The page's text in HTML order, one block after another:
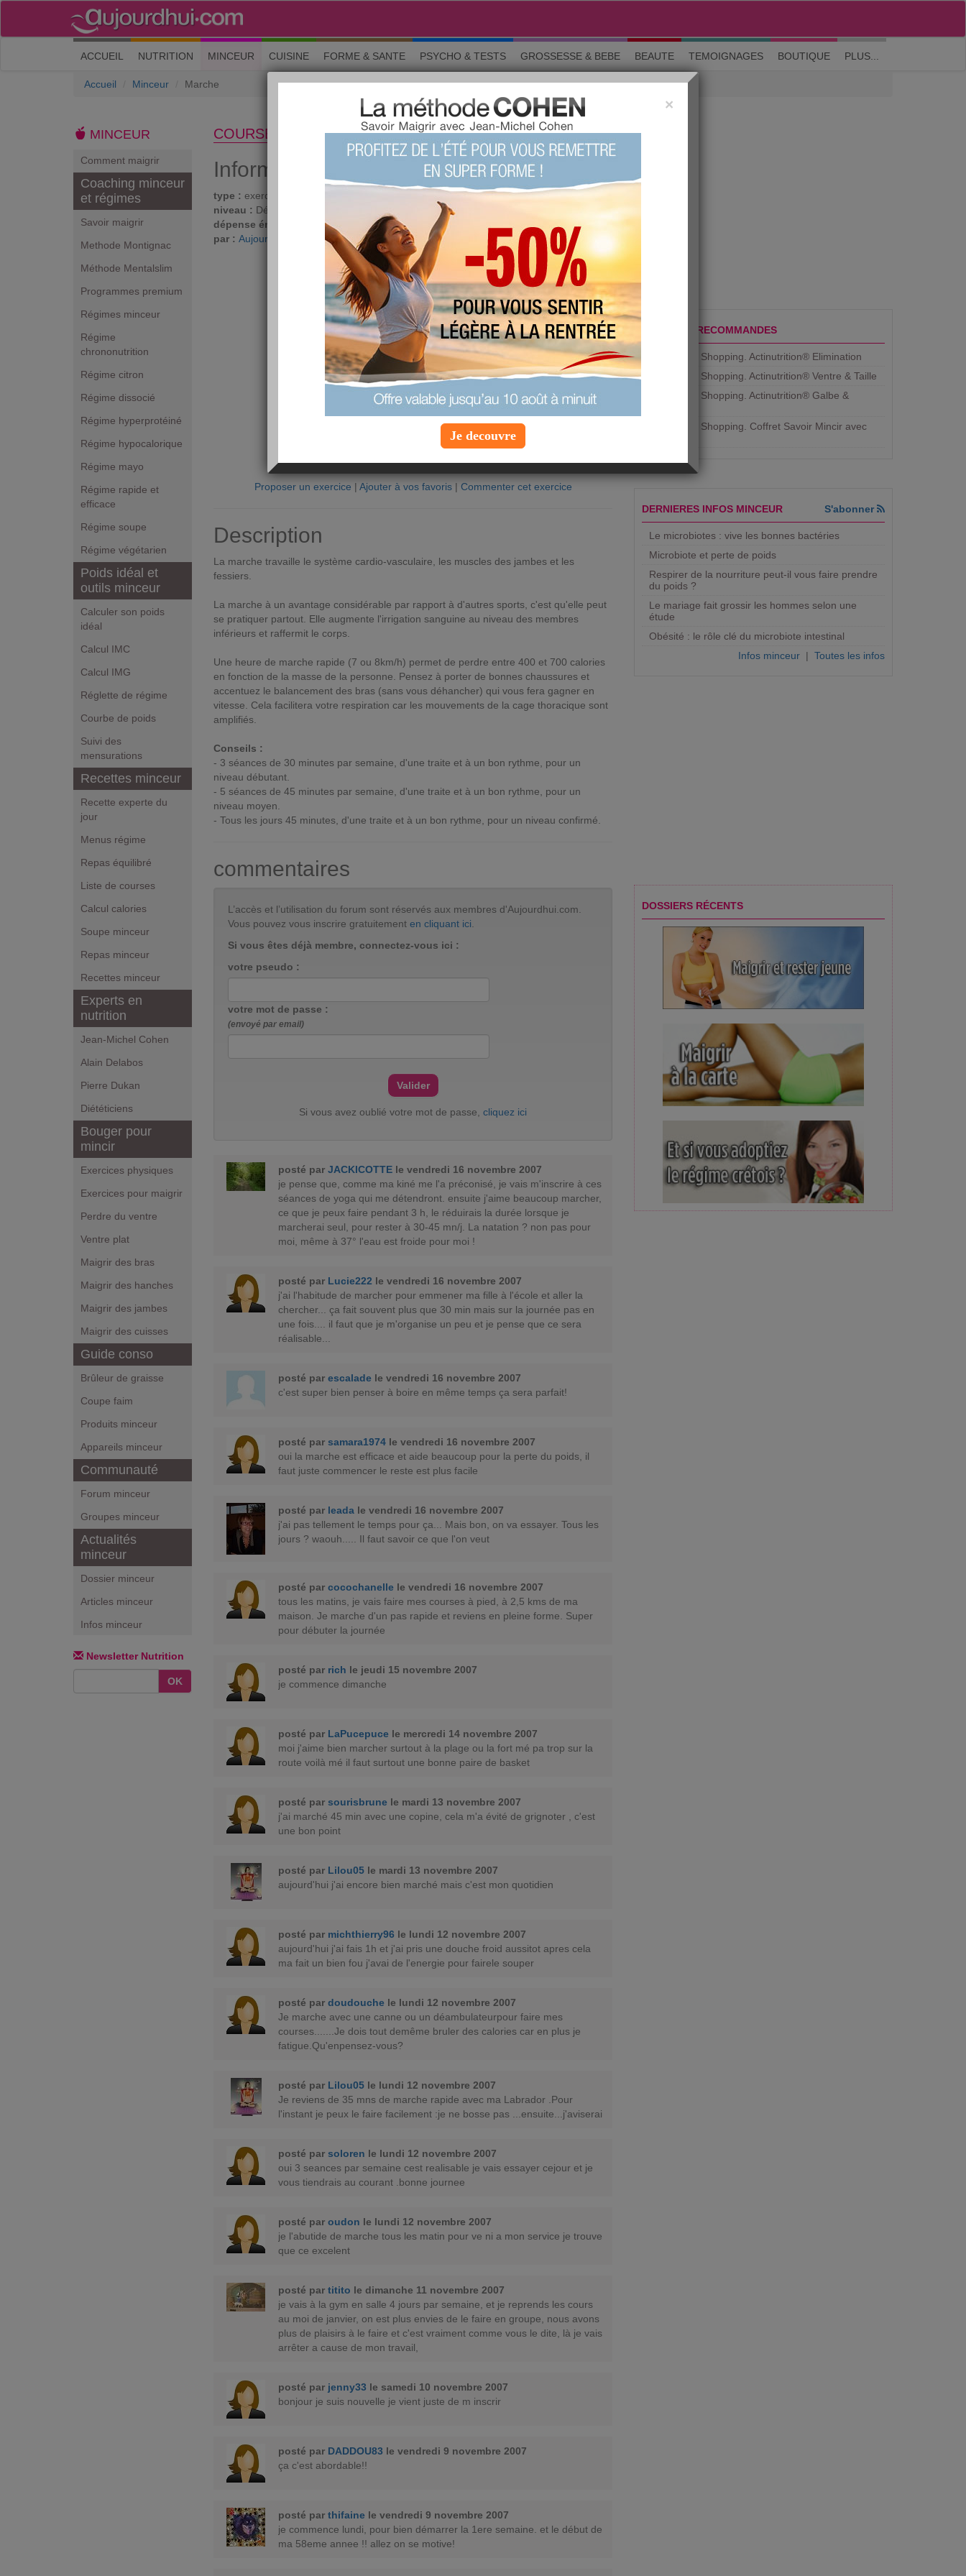
M'inscrire| Me connecter| ? Visite guidée
ACCUEIL (current)
NUTRITION MINCEUR CUISINE FORME & SANTE PSYCHO & TESTS GROSSESSE & BEBE BEAUTE TEMOIGNAGES BOUTIQUE PLUS...
Accueil Minceur Marche
MINCEUR
Comment maigrir
Coaching minceur
et régimes
Savoir maigrir
Methode Montignac
Méthode Mentalslim
Programmes premium
Régimes minceur
Régime
chrononutrition
Régime citron
Régime dissocié
Régime hyperprotéiné
Régime hypocalorique
Régime mayo
Régime rapide et
efficace
Régime soupe
Régime végétarien
Poids idéal et
outils minceur
Calculer son poids
idéal
Calcul IMC
Calcul IMG
Réglette de régime
Courbe de poids
Suivi des
mensurations
Recettes minceur
Recette experte du
jour
Menus régime
Repas équilibré
Liste de courses
Calcul calories
Soupe minceur
Repas minceur
Recettes minceur
Experts en
nutrition
Jean-Michel Cohen
Alain Delabos
Pierre Dukan
Diététiciens
Bouger pour
mincir
Exercices physiques
Exercices pour maigrir
Perdre du ventre
Ventre plat
Maigrir des bras
Maigrir des hanches
Maigrir des jambes
Maigrir des cuisses
Guide conso
Brûleur de graisse
Coupe faim
Produits minceur
Appareils minceur
Communauté
Forum minceur
Groupes minceur
Actualités
minceur
Dossier minceur
Articles minceur
Infos minceur
Newsletter Nutrition
OK
COURSE À PIED
Informations générales
type : exercises cardios
niveau : Débutant
dépense énergétique : 190
proposée
par : Aujourdhui.com
favorite :617 fois
commentée :
votre avis sur ce produit ?
4
Proposer un exercice | Ajouter à vos favoris| Commenter cet exercice
Description
La marche travaille le système cardio-vasculaire, les muscles des jambes et les
fessiers.
La marche à un avantage considérable par rapport à d'autres sports, c'est qu'elle peut
se pratiquer partout. Elle augmente l'irrigation sanguine au niveau des membres
inférieurs et raffermit le corps.
Une heure de marche rapide (7 ou 8km/h) permet de perdre entre 400 et 700 calories
en fonction de la masse de la personne. Pensez à porter de bonnes chaussures et
accentuez le balancement des bras (sans vous déhancher) qui vous fera gagner en
vitesse. Cela facilitera votre respiration car les mouvements de la cage thoracique sont
amplifiés.
Conseils :
- 3 séances de 30 minutes par semaine, d'une traite et à un bon rythme, pour un
niveau débutant.
- 5 séances de 45 minutes par semaine, d'une traite et à un bon rythme, pour un
niveau moyen.
- Tous les jours 45 minutes, d'une traite et à un bon rythme, pour un niveau confirmé.
commentaires
L’accès et l’utilisation du forum sont réservés aux membres d'Aujourdhui.com.
Vous pouvez vous inscrire gratuitement en cliquant ici
Si vous êtes déjà membre, connectez-vous ici :
votre pseudo :
votre mot de passe :
(envoyé par email)
Si vous avez oublié votre mot de passe, cliquez ici
posté par JACKICOTTE le vendredi 16 novembre 2007
je pense que, comme ma kiné me l'a préconisé, je vais m'inscrire à ces
séances de yoga qui me détendront. ensuite j'aime beaucoup marcher,
ce que je peux faire pendant 3 h, le réduirais la durée lorsque je
marcherai seul, pour rester à 30-45 mn/j. La natation ? non pas pour
moi, même à 37° l'eau est froide pour moi !
posté par Lucie222 le vendredi 16 novembre 2007
j'ai l'habitude de marcher pour emmener ma fille à l'école et aller la
chercher... ça fait souvent plus que 30 min mais sur la journée pas en
une fois.... il faut que je m'organise un peu et je pense que ce sera
réalisable...
posté par escalade le vendredi 16 novembre 2007
c'est super bien penser à boire en même temps ça sera parfait!
posté par samara1974 le vendredi 16 novembre 2007
oui la marche est efficace et aide beaucoup pour la perte du poids, il
faut juste commencer le reste est plus facile
posté par leada le vendredi 16 novembre 2007
j'ai pas tellement le temps pour ça... Mais bon, on va essayer. Tous les
jours ? waouh..... Il faut savoir ce que l'on veut
posté par cocochanelle le vendredi 16 novembre 2007
tous les matins, je vais faire mes courses à pied, à 2,5 kms de ma
maison. Je marche d'un pas rapide et reviens en pleine forme. Super
pour débuter la journée
posté par rich le jeudi 15 novembre 2007
je commence dimanche
posté par LaPucepuce le mercredi 14 novembre 2007
moi j'aime bien marcher surtout à la plage ou la fort mé pa trop sur la
route voilà mé il faut surtout une bonne paire de basket
posté par sourisbrune le mardi 13 novembre 2007
j'ai marché 45 min avec une copine, cela m'a évité de grignoter , c'est
une bon point
posté par Lilou05 le mardi 13 novembre 2007
aujourd'hui j'ai encore bien marché mais c'est mon quotidien
posté par michthierry96 le lundi 12 novembre 2007
aujourd'hui j'ai fais 1h et j'ai pris une douche froid aussitot apres cela
ma fait un bien fou j'avai de l'energie pour fairele souper
posté par doudouche le lundi 12 novembre 2007
Je marche avec une canne ou un déambulateurpour faire mes
courses.......Je dois tout demême bruler des calories car en plus je
fatigue.Qu'enpensez-vous?
posté par Lilou05 le lundi 12 novembre 2007
Je reviens de 35 mns de marche rapide avec ma Labrador .Pour
l'instant je peux le faire facilement :je ne bosse pas ...ensuite...j'aviserai
posté par soloren le lundi 12 novembre 2007
oui 3 seances par semaine cest realisable je vais essayer cejour et je
vous tiendrais au courant .bonne journee
posté par oudon le lundi 12 novembre 2007
je l'abutide de marche tous les matin pour ve ni a mon service je trouve
que ce excelent
posté par titito le dimanche 11 novembre 2007
je vais à la gym en salle 4 jours par semaine, et je reprends les cours
au moi de janvier, on est plus envies de le faire en groupe, nous avons
plus de plaisirs à le faire et c'est vraiment comme vous le dite, là je vais
arrêter a cause de mon travail,
posté par jenny33 le samedi 10 novembre 2007
bonjour je suis nouvelle je vient juste de m inscrir
posté par DADDOU83 le vendredi 9 novembre 2007
ça c'est abordable!!
posté par thifaine le vendredi 9 novembre 2007
je commence lundi, pour bien démarrer la 1ere semaine. et le début de
ma 58eme annee !! allez on se motive!
PRODUITS RECOMMANDES
Aujourdhui Shopping. Actinutrition® Elimination
Aujourdhui Shopping. Actinutrition® Ventre & Taille
Aujourdhui Shopping. Actinutrition® Galbe &
Aujourdhui Shopping. ​Coffret Savoir Mincir avec
DERNIERES INFOS MINCEUR S'abonner
Le microbiotes : vive les bonnes bactéries
Microbiote et perte de poids
Respirer de la nourriture peut-il vous faire prendre
du poids ?
Le mariage fait grossir les hommes selon une
étude
Obésité : le rôle clé du microbiote intestinal
Infos minceur | Toutes les infos
DOSSIERS RÉCENTS
×
Je decouvre